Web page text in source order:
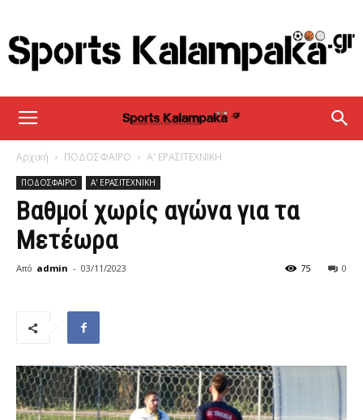
sportskalampaka
Αρχική ΠΟΔΟΣΦΑΙΡΟ Α' ΕΡΑΣΙΤΕΧΝΙΚΗ
ΠΟΔΟΣΦΑΙΡΟ Α' ΕΡΑΣΙΤΕΧΝΙΚΗ
Βαθμοί χωρίς αγώνα για τα
Μετέωρα
Από admin - 03/11/2023 0
75